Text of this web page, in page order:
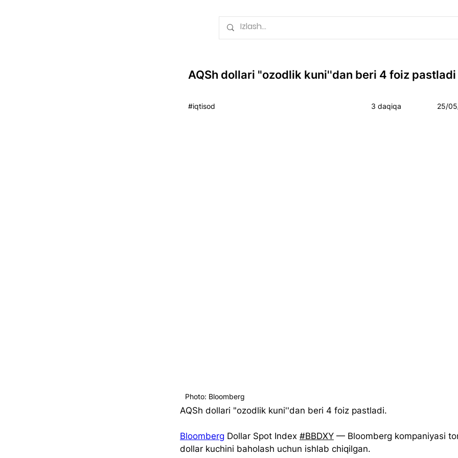
AQSh dollari "ozodlik kuni''dan beri 4 foiz pastladi
#iqtisod 3 daqiqa 25/
AQSh dollari "ozodlik kuni''dan beri 4 foiz pastladi.
Bloomberg Dollar Spot Index #BBDXY — Bloomberg kompaniyasi
dollar kuchini baholash uchun ishlab chiqilgan.
Photo: Bloomberg